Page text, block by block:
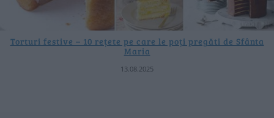
Torturi festive – 10 rețete pe care le poți pregăti de Sfânta
Maria
13.08.2025